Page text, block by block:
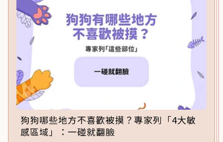
狗狗哪些地方不喜歡被摸？專家列「4大敏
感區域」：一碰就翻臉